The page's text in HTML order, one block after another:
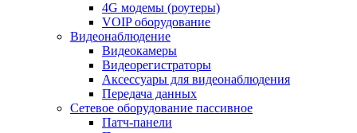
4G модемы (роутеры)
VOIP оборудование
Видеонаблюдение
Видеокамеры
Видеорегистраторы
Аксессуары для видеонаблюдения
Передача данных
Сетевое оборудование пассивное
Патч-панели